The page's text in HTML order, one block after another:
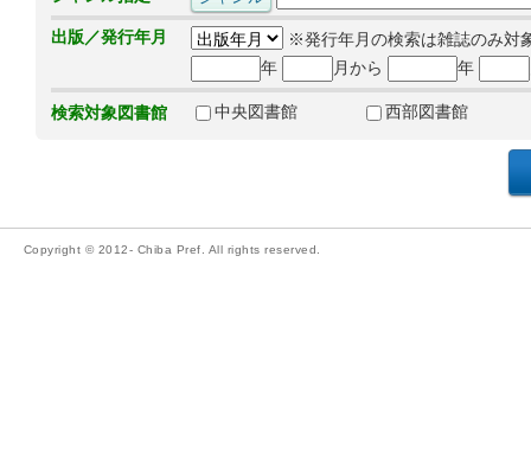
出版／発行年月
※発行年月の検索は雑誌のみ対
年
月から 年
検索対象図書館 中央図書館 西部図書館
Copyright © 2012- Chiba Pref. All rights reserved.